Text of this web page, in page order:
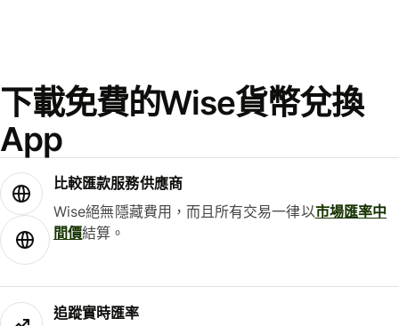
下載免費的Wise貨幣兌換
App
比較匯款服務供應商
Wise絕無隱藏費用，而且所有交易一律以市場匯率中
間價結算。
追蹤實時匯率